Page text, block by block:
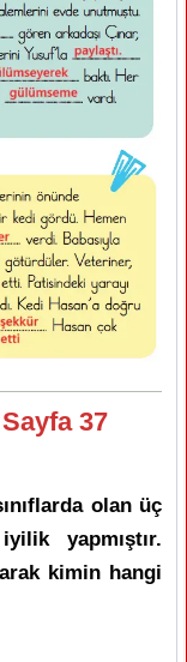
37
olan üç
yapmıştır.
kimin hangi